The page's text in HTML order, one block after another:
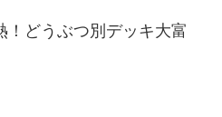
！どうぶつ別デッキ大富